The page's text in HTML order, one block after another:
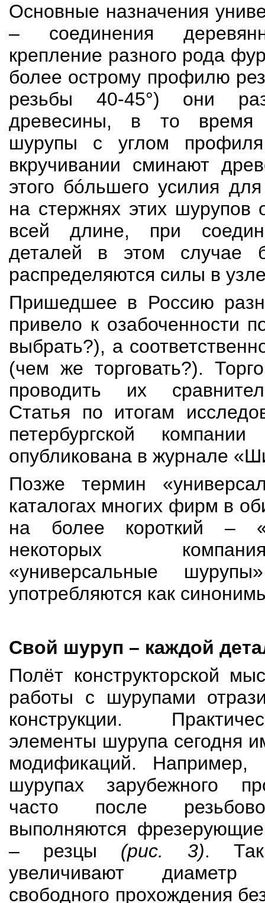
Основные назначения
– соединения
крепление разного рода
более острому профилю
резьбы 40-45°) они
древесины, в то время
шурупы с углом
вкручивании сминают
этого бóльшего усилия
на стержнях этих шурупов
всей длине, при
деталей в этом случае
распределяются силы в
Пришедшее в Россию
привело к озабоченности
выбрать?), а
(чем же торговать?).
проводить их
Статья по итогам
петербургской
опубликована в журнале
Позже термин
каталогах многих фирм в
на более короткий –
некоторых
«универсальные
употребляются как
Свой шуруп – каждой
Полёт конструкторской
работы с шурупами
конструкции.
элементы шурупа сегодня
модификаций. Например,
шурупах зарубежного
часто после
выполняются
– резцы (рис. 3).
увеличивают
свободного прохождения